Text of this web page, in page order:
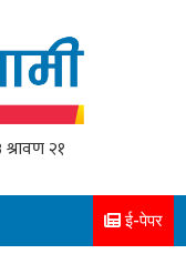
ई-पेपर